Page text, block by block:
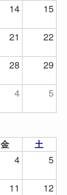
14
15
21
22
28
29
4 5
金 土
4
5
11
12